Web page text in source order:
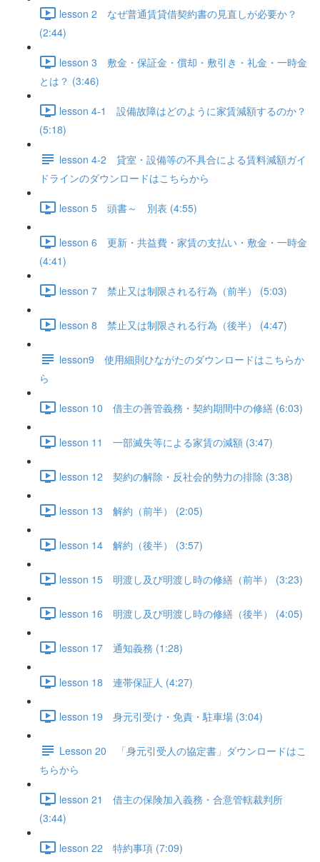
lesson 2 なぜ普通賃貸借契約書の見直しが必要か？
(2:44)
lesson 3 敷金・保証金・償却・敷引き・礼金・一時金
とは？ (3:46)
lesson 4-1 設備故障はどのように家賃減額するのか？
(5:18)
lesson 4-2 貸室・設備等の不具合による賃料減額ガイ
ドラインのダウンロードはこちらから
lesson 5 頭書～ 別表 (4:55)
lesson 6 更新・共益費・家賃の支払い・敷金・一時金
(4:41)
lesson 7 禁止又は制限される行為（前半） (5:03)
lesson 8 禁止又は制限される行為（後半） (4:47)
lesson9 使用細則ひながたのダウンロードはこちらか
ら
lesson 10 借主の善管義務・契約期間中の修繕 (6:03)
lesson 11 一部滅失等による家賃の減額 (3:47)
lesson 12 契約の解除・反社会的勢力の排除 (3:38)
lesson 13 解約（前半） (2:05)
lesson 14 解約（後半） (3:57)
lesson 15 明渡し及び明渡し時の修繕（前半） (3:23)
lesson 16 明渡し及び明渡し時の修繕（後半） (4:05)
lesson 17 通知義務 (1:28)
lesson 18 連帯保証人 (4:27)
lesson 19 身元引受け・免責・駐車場 (3:04)
Lesson 20 「身元引受人の協定書」ダウンロードはこ
ちらから
lesson 21 借主の保険加入義務・合意管轄裁判所
(3:44)
lesson 22 特約事項 (7:09)